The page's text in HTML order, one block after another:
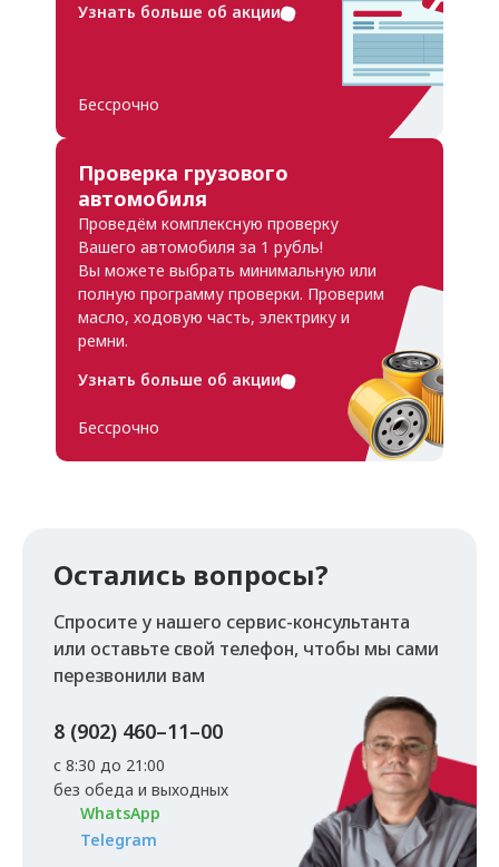
Узнать больше об акции
Бессрочно
Проверка грузового
автомобиля
Проведём комплексную проверку
Вашего автомобиля за 1 рубль!
Вы можете выбрать минимальную или
полную программу проверки. Проверим
масло, ходовую часть, электрику и
ремни.
Узнать больше об акции
Бессрочно
Остались вопросы?
Спросите у нашего сервис-консультанта
или оставьте свой телефон, чтобы мы сами
перезвонили вам
8 (902) 460–11–00
с 8:30 до 21:00
без обеда и выходных
WhatsApp
Telegram